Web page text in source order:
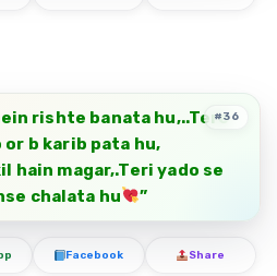
rishte banata hu,..Tere
or b karib pata hu,
hain magar,.Teri yado se
chalata hu
”
#36
Facebook Share